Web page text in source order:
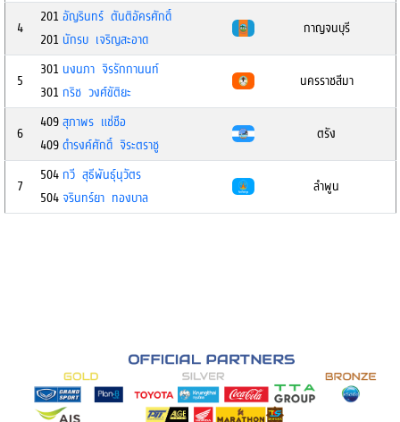
4
201 อัญรินทร์ ตันติอัครศักดิ์
201 นักรบ เจริญสะอาด
กาญจนบุรี
5
301 นงนภา จิรรักกานนท์
301 กริช วงศ์ขัติยะ
นครราชสีมา
6
409 สุภาพร แช่ชือ
409 ดำรงค์ศักดิ์ จิระตราชู
ตรัง
7
504 กวี สุธีพันธุ์นุวัตร
504 จรินทร์ยา ทองบาล
ลำพูน